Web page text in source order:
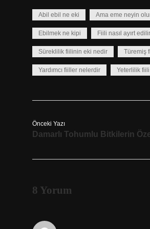
Abil ebil ne eki Ama eme neyin
Ebilmek ne kipi Fiili nasıl ayırt edilir
Süreklilik fiilinin eki nedir Türemiş
Yardımcı fiiller nelerdir Yeterlilik
Önceki Yazı
Damarlı Tohumlu Bitkilerin
8 Yorum